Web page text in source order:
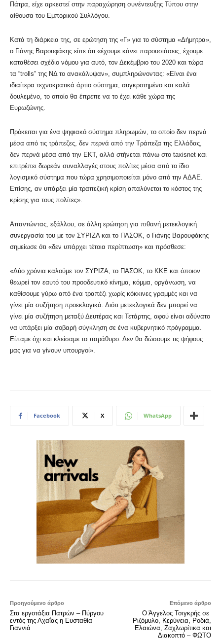
Πάτρα, είχε αρκεστεί στην παραχώρηση συνέντευξης Τύπου στην
αίθουσα του Εμπορικού Συλλόγου.
Κατά τη διάρκεια της, σε ερώτηση της «Γ» για το σύστημα «Δήμητρα»,
ο Γιάνης Βαρουφάκης είπε ότι «έχουμε κάνει παρουσιάσεις, έχουμε
καταθέσει σχέδιο νόμου για αυτό, τον Δεκέμβριο του 2020 και τώρα
τα “trolls” της ΝΔ το ανακάλυψαν», συμπληρώνοντας: «Είναι ένα
ιδιαίτερα τεχνοκρατικά άρτιο σύστημα, συγκροτημένο και καλά
δουλεμένο, το οποίο θα έπρεπε να το έχει κάθε χώρα της
Ευρωζώνης.
Πρόκειται για ένα ψηφιακό σύστημα πληρωμών, το οποίο δεν περνά
μέσα από τις τράπεζες, δεν περνά από την Τράπεζα της Ελλάδας,
δεν περνά μέσα από την ΕΚΤ, αλλά στήνεται πάνω στο taxisnet και
επιτρέπει δωρεάν συναλλαγές στους πολίτες μέσα από το ίδιο
λογισμικό σύστημα που τώρα χρησιμοποιείται μόνο από την ΑΔΑΕ.
Επίσης, αν υπάρξει μία τραπεζική κρίση απαλύνεται το κόστος της
κρίσης για τους πολίτες».
Απαντώντας, εξάλλου, σε άλλη ερώτηση για πιθανή μετεκλογική
συνεργασία του με τον ΣΥΡΙΖΑ και το ΠΑΣΟΚ, ο Γιάνης Βαρουφάκης
σημείωσε ότι «δεν υπάρχει τέτοια περίπτωση» και πρόσθεσε:
«Δύο χρόνια καλούμε τον ΣΥΡΙΖΑ, το ΠΑΣΟΚ, το ΚΚΕ και όποιον
θεωρεί τον εαυτό του προοδευτικό κίνημα, κόμμα, οργάνωση, να
καθίσουμε γύρω από ένα τραπέζι χωρίς κόκκινες γραμμές και να
γίνει μία συζήτηση προεκλογικά. Διότι μετεκλογικά δεν μπορεί να
γίνει μία συζήτηση μεταξύ Δευτέρας και Τετάρτης, αφού είναι αδύνατο
να υπάρξει μία σοβαρή σύγκληση σε ένα κυβερνητικό πρόγραμμα.
Είπαμε όχι και κλείσαμε το παράθυρο. Δεν θα δώσουμε τις ψήφους
μας για να γίνουν υπουργοί».
Facebook X WhatsApp
Προηγούμενο άρθρο
Στα εργοτάξια Πατρών – Πύργου
εντός της Αχαΐας η Ευσταθία
Γιαννιά
Επόμενο άρθρο
Ο Άγγελος Τσιγκρής σε
Ριζόμυλο, Κερύνεια, Ροδιά,
Ελαιώνα, Ζαχλωρίτικα και
Διακοπτό – ΦΩΤΟ